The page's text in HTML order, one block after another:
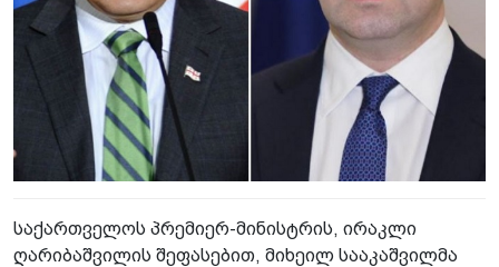
საქართველოს პრემიერ-მინისტრის, ირაკლი
ღარიბაშვილის შეფასებით, მიხეილ სააკაშვილმა